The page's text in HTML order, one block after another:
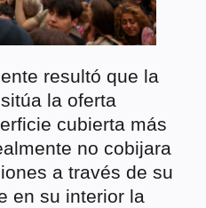
resultó que la
la oferta
cubierta más
no cobijara
a través de su
en su interior la